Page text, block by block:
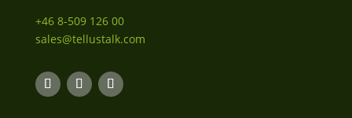
+46 8-509 126 00
sales@tellustalk.com